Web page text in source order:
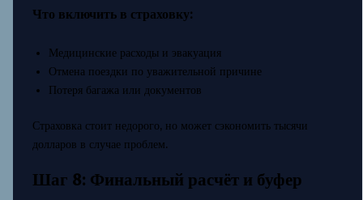
Что включить в страховку:
Медицинские расходы и эвакуация
Отмена поездки по уважительной причине
Потеря багажа или документов
Страховка стоит недорого, но может сэкономить тысячи
долларов в случае проблем.
Шаг 8: Финальный расчёт и буфер